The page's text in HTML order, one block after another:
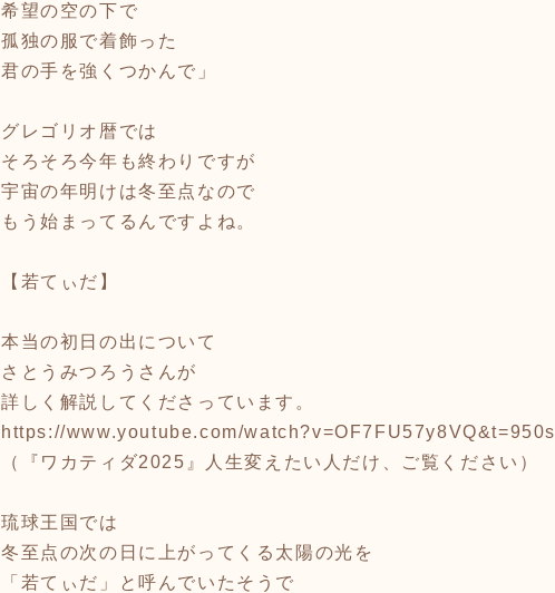
希望の空の下で
孤独の服で着飾った
君の手を強くつかんで」
グレゴリオ暦では
そろそろ今年も終わりですが
宇宙の年明けは冬至点なので
もう始まってるんですよね。
【若てぃだ】
本当の初日の出について
さとうみつろうさんが
詳しく解説してくださっています。
https://www.youtube.com/watch?v=OF7FU57y8VQ&t=950s
（『ワカティダ2025』人生変えたい人だけ、ご覧ください）
琉球王国では
冬至点の次の日に上がってくる太陽の光を
「若てぃだ」と呼んでいたそうで